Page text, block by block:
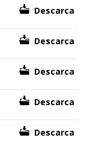
Descarca
Descarca
Descarca
Descarca
Descarca